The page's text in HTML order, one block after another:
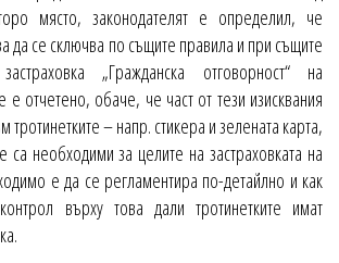
място, законодателят е определил, че
да се сключва по същите правила и при същите
„Гражданска отговорност“ на
е отчетено, обаче, че част от тези изисквания
тротинетките – напр. стикера и зелената карта,
са необходими за целите на застраховката на
е да се регламентира по-детайлно и как
върху това дали тротинетките имат